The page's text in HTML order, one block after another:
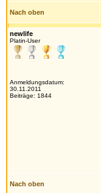
Nach oben
newlife
Platin-User
Anmeldungsdatum:
30.11.2011
Beiträge: 1844
Nach oben